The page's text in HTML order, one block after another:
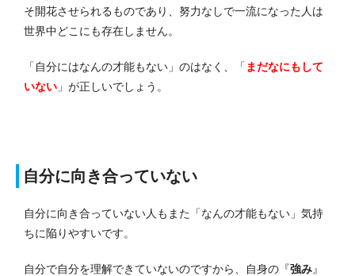
そ開花させられるものであり、努力なしで一流になった人は
世界中どこにも存在しません。
「自分にはなんの才能もない」のはなく、「 まだなにもして
いない 」が正しいでしょう。
自分に向き合っていない
自分に向き合っていない人もまた「なんの才能もない」気持
ちに陥りやすいです。
自分で自分を理解できていないのですから、自身の『強み』